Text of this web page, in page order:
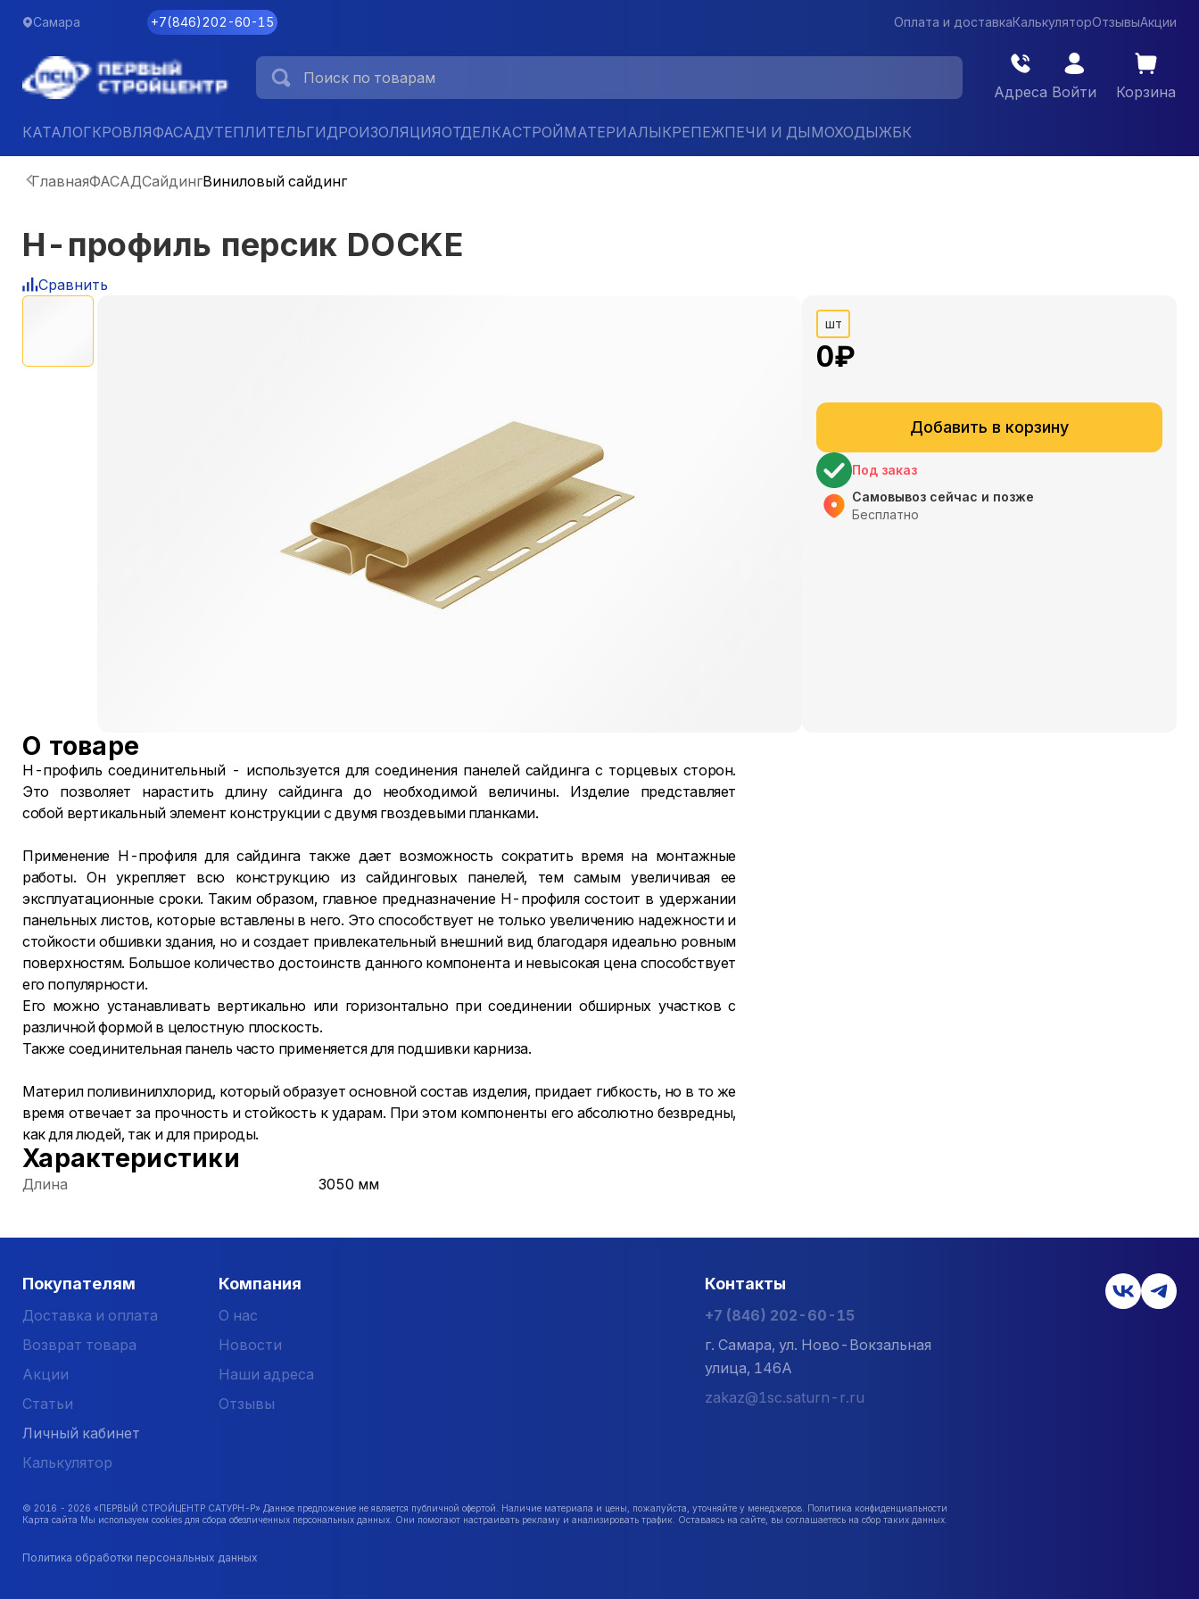
Самара +7(846)202-60-15 Оплата и доставкаКалькуляторОтзывыАкции
Адреса Войти Корзина
КАТАЛОГКРОВЛЯФАСАДУТЕПЛИТЕЛЬГИДРОИЗОЛЯЦИЯОТДЕЛКАСТРОЙМАТЕРИАЛЫКРЕПЕЖПЕЧИ И ДЫМОХОДЫЖБК
ГлавнаяФАСАДСайдингВиниловый сайдинг
H-профиль персик DOCKE
Сравнить
шт
0₽
Добавить в корзину
Под заказ
Самовывоз сейчас и позже
Бесплатно
О товаре
H-профиль соединительный - используется для соединения панелей сайдинга с торцевых сторон.
Это позволяет нарастить длину сайдинга до необходимой величины. Изделие представляет
собой вертикальный элемент конструкции с двумя гвоздевыми планками.
Применение H-профиля для сайдинга также дает возможность сократить время на монтажные
работы. Он укрепляет всю конструкцию из сайдинговых панелей, тем самым увеличивая ее
эксплуатационные сроки. Таким образом, главное предназначение H-профиля состоит в удержании
панельных листов, которые вставлены в него. Это способствует не только увеличению надежности и
стойкости обшивки здания, но и создает привлекательный внешний вид благодаря идеально ровным
поверхностям. Большое количество достоинств данного компонента и невысокая цена способствует
его популярности.
Его можно устанавливать вертикально или горизонтально при соединении обширных участков с
различной формой в целостную плоскость.
Также соединительная панель часто применяется для подшивки карниза.
Материл поливинилхлорид, который образует основной состав изделия, придает гибкость, но в то же
время отвечает за прочность и стойкость к ударам. При этом компоненты его абсолютно безвредны,
как для людей, так и для природы.
Характеристики
Длина 3050 мм
Покупателям
Доставка и оплата
Возврат товара
Акции
Статьи
Личный кабинет
Калькулятор
Компания
О нас
Новости
Наши адреса
Отзывы
Контакты
+7 (846) 202-60-15
г. Самара, ул. Ново-Вокзальная
улица, 146А
zakaz@1sc.saturn-r.ru
© 2016 - 2026 «ПЕРВЫЙ СТРОЙЦЕНТР САТУРН-Р» Данное предложение не является публичной офертой. Наличие материала и цены, пожалуйста, уточняйте у менеджеров. Политика конфиденциальности
Карта сайта Мы используем cookies для сбора обезличенных персональных данных. Они помогают настраивать рекламу и анализировать трафик. Оставаясь на сайте, вы соглашаетесь на сбор таких данных.
Политика обработки персональных данных